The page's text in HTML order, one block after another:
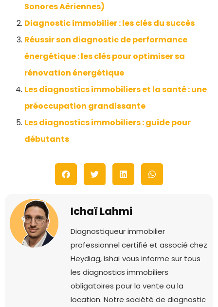
Sonores Aériennes)
Diagnostic immobilier : les clés du succès
Réussir son diagnostic de performance
énergétique : les clés pour optimiser sa
rénovation énergétique
Les diagnostics immobiliers et la santé : une
préoccupation grandissante
Les diagnostics immobiliers : guide pour
débutants
Ichaï Lahmi
Diagnostiqueur immobilier
professionnel certifié et associé chez
Heydiag, Ishaï vous informe sur tous
les diagnostics immobiliers
obligatoires pour la vente ou la
location. Notre société de diagnostic